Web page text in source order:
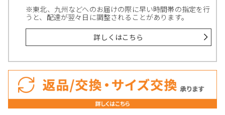
※東北、九州などへのお届けの際に早い時間帯の指定を行
うと、配達が翌々日に調整されることがあります。
詳しくはこちら